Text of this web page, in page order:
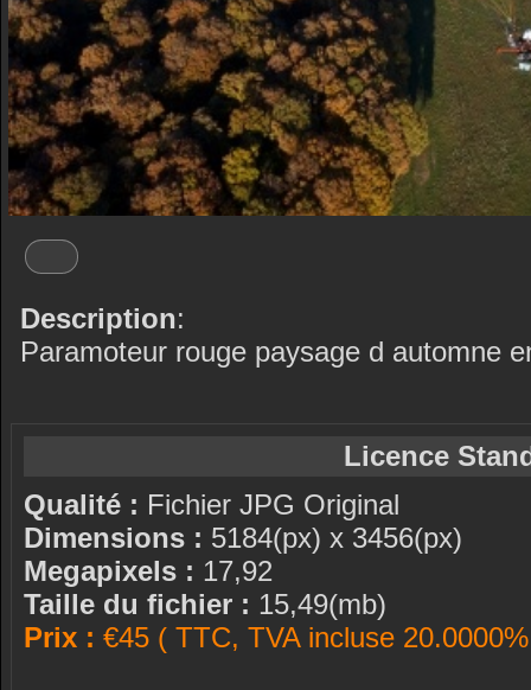
Description:
Paramoteur rouge paysage d automne
Licence
Qualité : Fichier JPG Original
Dimensions : 5184(px) x 3456(px)
Megapixels : 17,92
Taille du fichier : 15,49(mb)
Prix : €45 ( TTC, TVA incluse